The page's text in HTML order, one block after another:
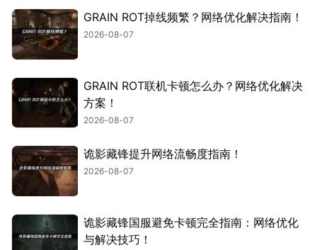
GRAIN ROT掉线频繁？网络优化解决指南！
2026-08-07
GRAIN ROT联机卡顿怎么办？网络优化解决
方案！
2026-08-07
诡影藏锋提升网络流畅度指南！
2026-08-07
诡影藏锋国服避免卡顿完全指南：网络优化
与解决技巧！